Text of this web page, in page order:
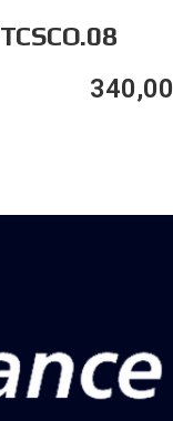
TCSCO.08
340,00